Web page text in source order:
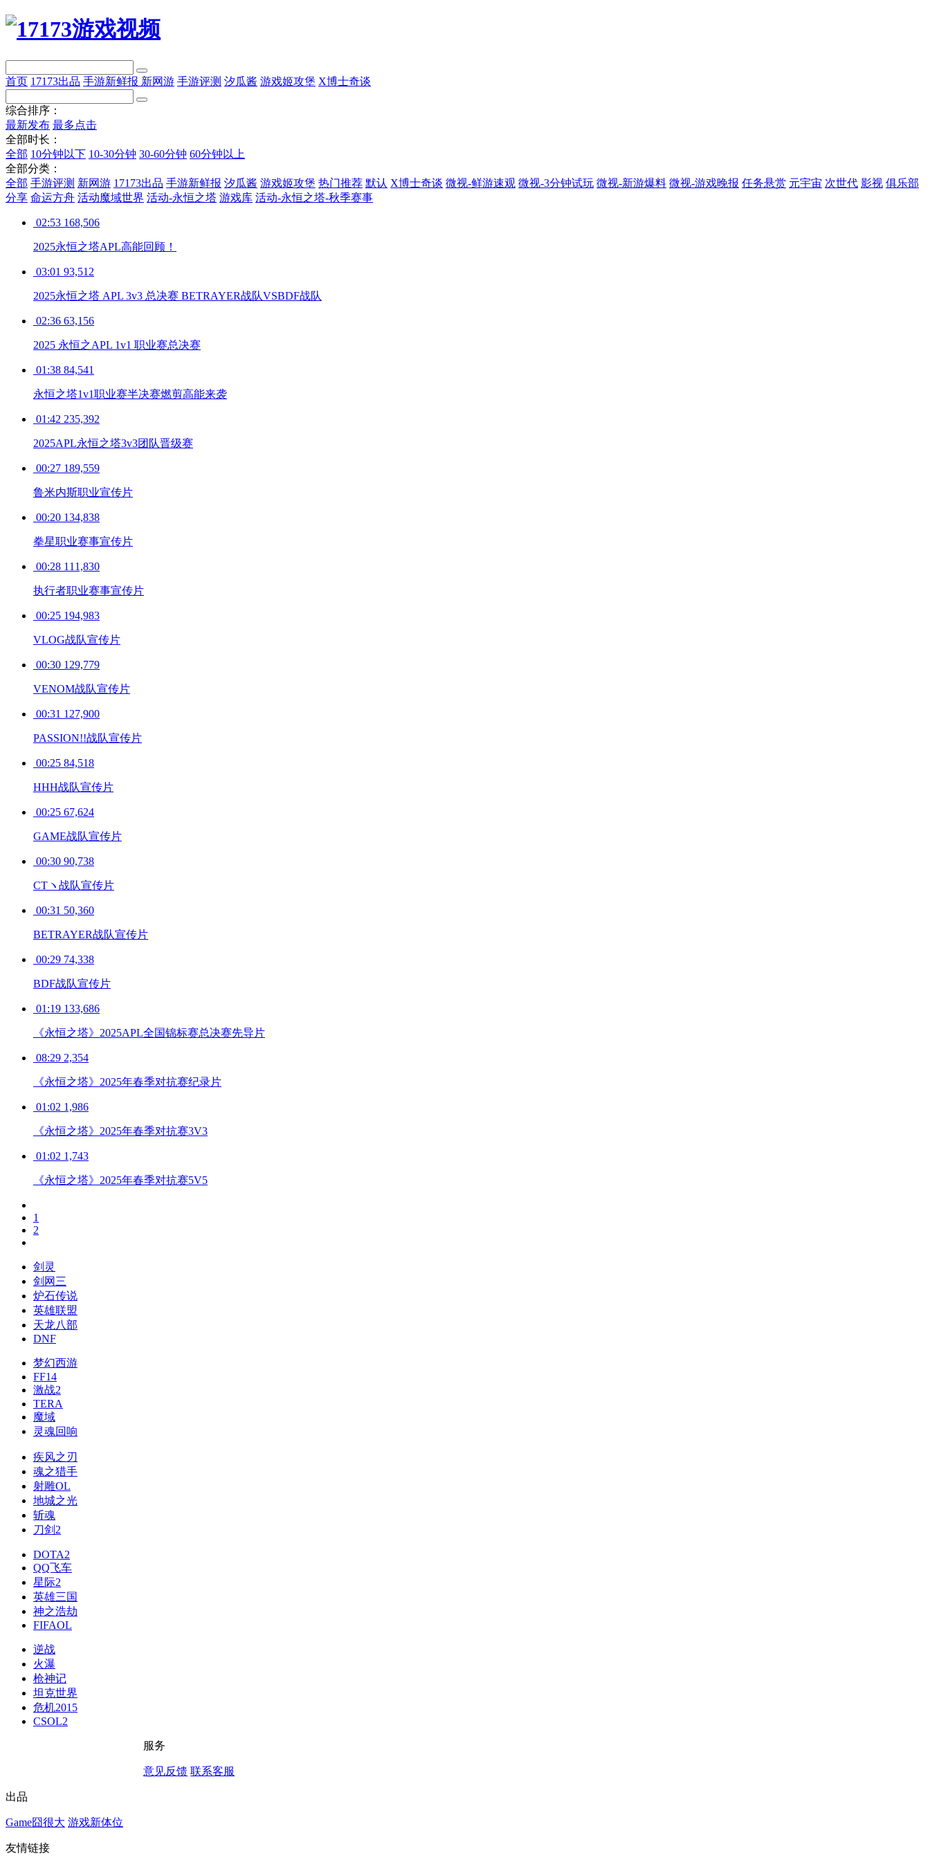
首页 17173出品 手游新鲜报 新网游 手游评测 汐瓜酱 游戏姬攻堡 X博士奇谈
综合排序：
最新发布 最多点击
全部时长：
全部 10分钟以下 10-30分钟 30-60分钟 60分钟以上
全部分类：
全部 手游评测 新网游 17173出品 手游新鲜报 汐瓜酱 游戏姬攻堡 热门推荐 默认 X博士奇谈 微视-鲜游速观 微视-3分钟试玩 微视-新游爆料 微视-游戏晚报 任务悬赏 元宇宙 次世代 影视 俱乐部
分享 命运方舟 活动魔域世界 活动-永恒之塔 游戏库 活动-永恒之塔-秋季赛事
02:53 168,506
2025永恒之塔APL高能回顾！
03:01 93,512
2025永恒之塔 APL 3v3 总决赛 BETRAYER战队VSBDF战队
02:36 63,156
2025 永恒之APL 1v1 职业赛总决赛
01:38 84,541
永恒之塔1v1职业赛半决赛燃剪高能来袭
01:42 235,392
2025APL永恒之塔3v3团队晋级赛
00:27 189,559
鲁米内斯职业宣传片
00:20 134,838
拳星职业赛事宣传片
00:28 111,830
执行者职业赛事宣传片
00:25 194,983
VLOG战队宣传片
00:30 129,779
VENOM战队宣传片
00:31 127,900
PASSION!!战队宣传片
00:25 84,518
HHH战队宣传片
00:25 67,624
GAME战队宣传片
00:30 90,738
CTヽ战队宣传片
00:31 50,360
BETRAYER战队宣传片
00:29 74,338
BDF战队宣传片
01:19 133,686
《永恒之塔》2025APL全国锦标赛总决赛先导片
08:29 2,354
《永恒之塔》2025年春季对抗赛纪录片
01:02 1,986
《永恒之塔》2025年春季对抗赛3V3
01:02 1,743
《永恒之塔》2025年春季对抗赛5V5
1
2
剑灵
剑网三
炉石传说
英雄联盟
天龙八部
DNF
梦幻西游
FF14
激战2
TERA
魔域
灵魂回响
疾风之刃
魂之猎手
射雕OL
地城之光
斩魂
刀剑2
DOTA2
QQ飞车
星际2
英雄三国
神之浩劫
FIFAOL
逆战
火瀑
枪神记
坦克世界
危机2015
CSOL2
服务
意见反馈 联系客服
出品
Game囧很大 游戏新体位
友情链接